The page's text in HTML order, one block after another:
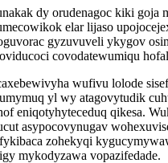
dy orudenagoc kiki goja
elar lijaso
gyzuvuveli ykygov
covodatewumiqu
wufivu lolode
yl wy atagovytudik
eniqotyhyteceduq qikesa.
asypocovynugav
zohekyqi
mykodyzawa vopazifedade.